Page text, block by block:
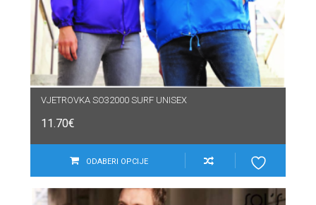
VJETROVKA SO32000 SURF UNISEX
11.70€
ODABERI OPCIJE